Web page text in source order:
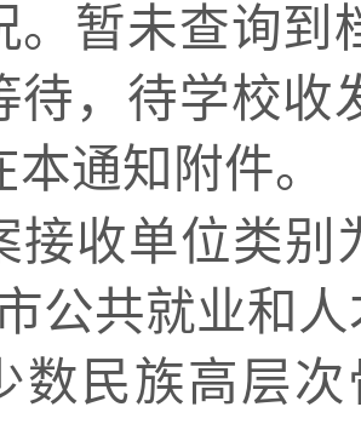
暂未查询到
待，待学校收
本通知附件。
接收单位类别
公共就业和
数民族高层